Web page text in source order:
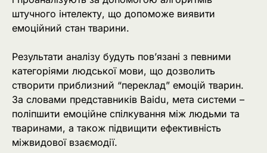
штучного інтелекту, що допоможе виявити
емоційний стан тварини.
Результати аналізу будуть пов’язані з певними
категоріями людської мови, що дозволить
створити приблизний “переклад” емоцій тварин.
За словами представників Baidu, мета системи –
поліпшити емоційне спілкування між людьми та
тваринами, а також підвищити ефективність
міжвидової взаємодії.